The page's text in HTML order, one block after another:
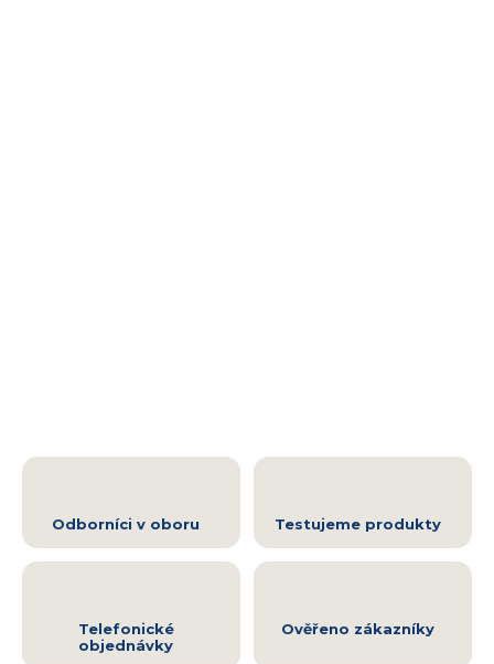
Odborníci v oboru Testujeme produkty
Telefonické
objednávky
Ověřeno zákazníky